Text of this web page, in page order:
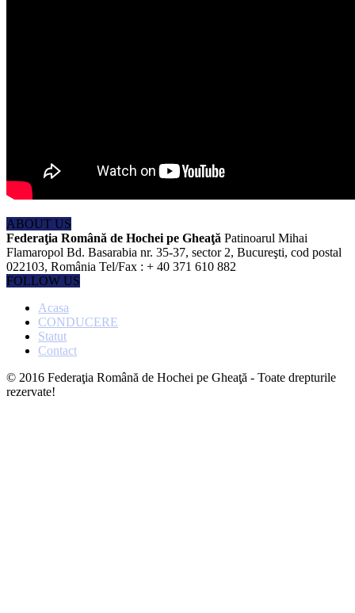
ABOUT US
Federaţia Română de Hochei pe Gheaţă Patinoarul Mihai
Flamaropol Bd. Basarabia nr. 35-37, sector 2, Bucureşti, cod postal
022103, România Tel/Fax : + 40 371 610 882
FOLLOW US
Acasa
CONDUCERE
Statut
Contact
© 2016 Federaţia Română de Hochei pe Gheaţă - Toate drepturile
rezervate!